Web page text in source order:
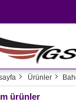
Ürünler
ürünler